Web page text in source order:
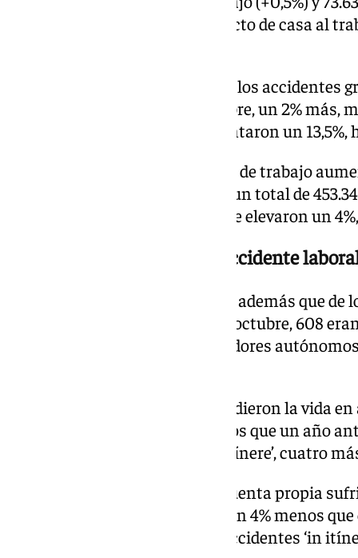
(los que se producen en el trayecto de casa al
Según la estadística de Trabajo, los accidentes
totalizaron en 3.171 hasta octubre, un 2% más,
itínere’ de carácter grave aumentaron un 13,5%,
Los accidentes leves en jornada de trabajo
primeros meses del año, hasta un total de
itínere’ calificados como leves se elevaron un
Mueren 56 autónomos en accidente
La estadística de Trabajo revela además que de
perdieron la vida en un a hasta octubre, 608
2023 (+12,8%), y 56 eran trabajadores
Del total de autónomos que perdieron la vida
en su centro de trabajo, 11 menos que un año
fallecieron en un siniestro ‘in itínere’, cuatro
En total, los trabajadores por cuenta propia
accidentes laborales con baja, un 4% menos
con descensos del 4,1% en los accidentes ‘in